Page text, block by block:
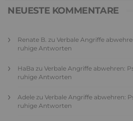
NEUESTE KOMMENTARE
Renate B. zu Verbale Angriffe
ruhige Antworten
HaBa zu Verbale Angriffe abwehren:
ruhige Antworten
Adele zu Verbale Angriffe abwehren:
ruhige Antworten